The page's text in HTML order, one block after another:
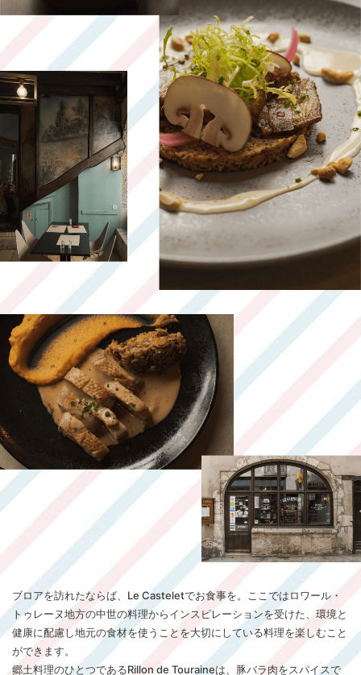
ブロアを訪れたならば、Le Casteletでお食事を。ここではロワール・
トゥレーヌ地方の中世の料理からインスピレーションを受けた、環境と
健康に配慮し地元の食材を使うことを大切にしている料理を楽しむこと
ができます。
郷土料理のひとつであるRillon de Touraineは、豚バラ肉をスパイスで